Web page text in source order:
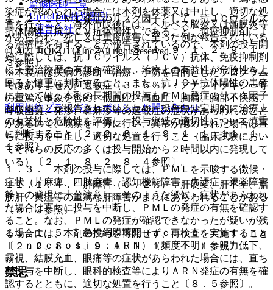
１．２． ＰＭＬ発症のリスク因子として、抗ＪＣウイルス
抗体陽性（抗ＪＣＶ抗体陽性）であること、免疫抑制剤によ
る治療歴を有することが報告されているので、本剤の投与開
始に際しては、抗ＪＣウイルス（ＪＣＶ）抗体、免疫抑制剤
による治療歴の有無を確認し、治療上の有益性が危険性を上
回るか慎重に判断すること。また、抗ＪＣＶ抗体陽性の患者
においては、本剤の長期間の投与もＰＭＬ発症のリスク因子
となることが報告されているため、投与中は定期的に治療上
の有益性と危険性を評価し、投与継続の適切性について慎重
に判断すること〔２．２、８．１、９．１．１、１１．１．
１参照〕。
１．３． 本剤の投与に際しては、ＰＭＬを示唆する徴候・
症状（片麻痺、四肢麻痺、認知機能障害、失語症、視覚障害
等）の発現に十分注意し、そのような徴候・症状があらわれ
た場合は直ちに投与を中断し、ＰＭＬの発症の有無を確認す
ること。なお、ＰＭＬの発症が確認できなかったが疑いが残
る場合には、本剤の投与を再開せず、再検査を実施すること
〔２．２、８．１、９．１．１、１１．１．１参照〕。
禁忌
染症が認められた場合には本剤を休薬又は中止し、適切な処
置を行うこと。海外市販後には、ヘルペス脳炎又は髄膜炎等
があらわれ、死亡又は重度障害に至った例が報告されている
〔１．１、２．３、２．４、８．１、９．１．２、９．１．
３参照〕。
１１．１．３． 過敏症（３．６％）：アナフィラキシー等
の重篤な事象を含め、低血圧、高血圧、胸痛、胸部不快感、
呼吸困難、発疹、蕁麻疹等の過敏症の症状があらわれること
があるので、観察を十分に行い、異常が認められた場合は直
ちに投与を中止し、適切な処置を行うこと（臨床試験におい
てそれらの反応の多くは投与開始から２時間以内に発現して
いる）〔２．１、８．２、８．４参照〕。
１１．１．４． 肝障害（０．２％）：肝硬変、肝不全、脂
肪肝、黄疸等の重篤な肝障害がまれにあらわれることがある
〔８．３参照〕。
１１．１．５． 急性網膜壊死（ａｃｕｔｅ ｒｅｔｉｎａ
ｌ ｎｅｃｒｏｓｉｓ：ＡＲＮ）（頻度不明）：視力低下、
霧視、結膜充血、眼痛等の症状があらわれた場合には、直ち
に投与を中断し、眼科的検査等によりＡＲＮ発症の有無を確
認するとともに、適切な処置を行うこと〔８．５参照〕。
監修医師一覧
UpToDate特別割引
運営会社
© 2021 HOKUTO Inc. All rights reserved.
※本製品は疾病の診断・治療・予防を目的としたプログラム
ではありません。
利用規約プライバシーポリシーお問い合わせ